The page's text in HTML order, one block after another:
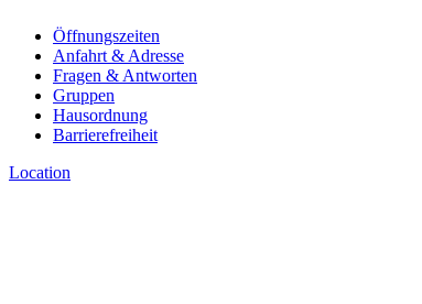
Öffnungszeiten
Anfahrt & Adresse
Fragen & Antworten
Gruppen
Hausordnung
Barrierefreiheit
Location